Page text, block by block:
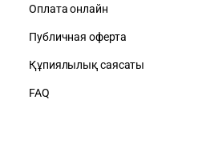
Оплата онлайн
Публичная оферта
Құпиялылық саясаты
FAQ